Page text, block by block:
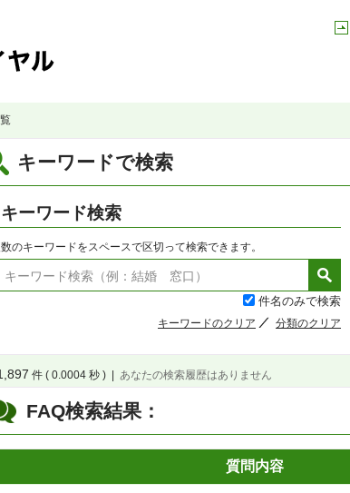
キーワードで検索
キーワード検索
のキーワードをスペースで区切って検索できます。
件名のみで検索
キーワードのクリア 分類のクリア
FAQ検索結果：
件 ( 0.0004 秒 ) あなたの検索履歴はありません
質問内容